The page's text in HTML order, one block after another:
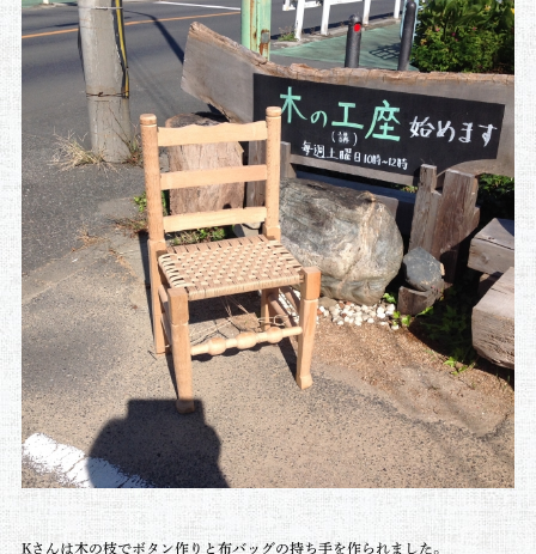
Kさんは木の枝でボタン作りと布バッグの持ち手を作られました。